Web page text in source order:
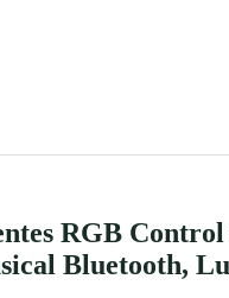
RGB
Bluetooth,